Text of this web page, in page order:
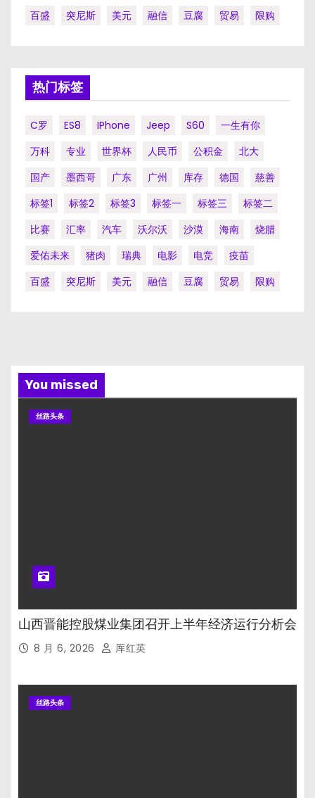
百盛
突尼斯 美元 融信 豆腐 贸易 限购
热门标签
C罗 ES8 IPhone Jeep S60
一生有你
万科
专业 世界杯 人民币 公积金
北大
国产
墨西哥 广东 广州 库存 德国
慈善
标签1
标签2 标签3 标签一 标签三
标签二
比赛
汇率 汽车 沃尔沃 沙漠 海南
烧腊
爱佑未来
猪肉 瑞典 电影 电竞
疫苗
百盛
突尼斯 美元 融信 豆腐 贸易 限购
You missed
丝路头条
山西晋能控股煤业集团召开上半年经济运行分析会
8 月 6, 2026 厍红英
丝路头条